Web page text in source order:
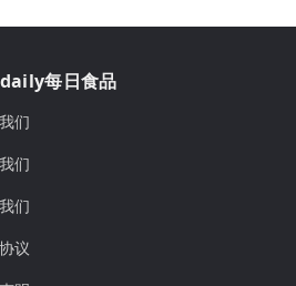
每日食品
们
们
们
议